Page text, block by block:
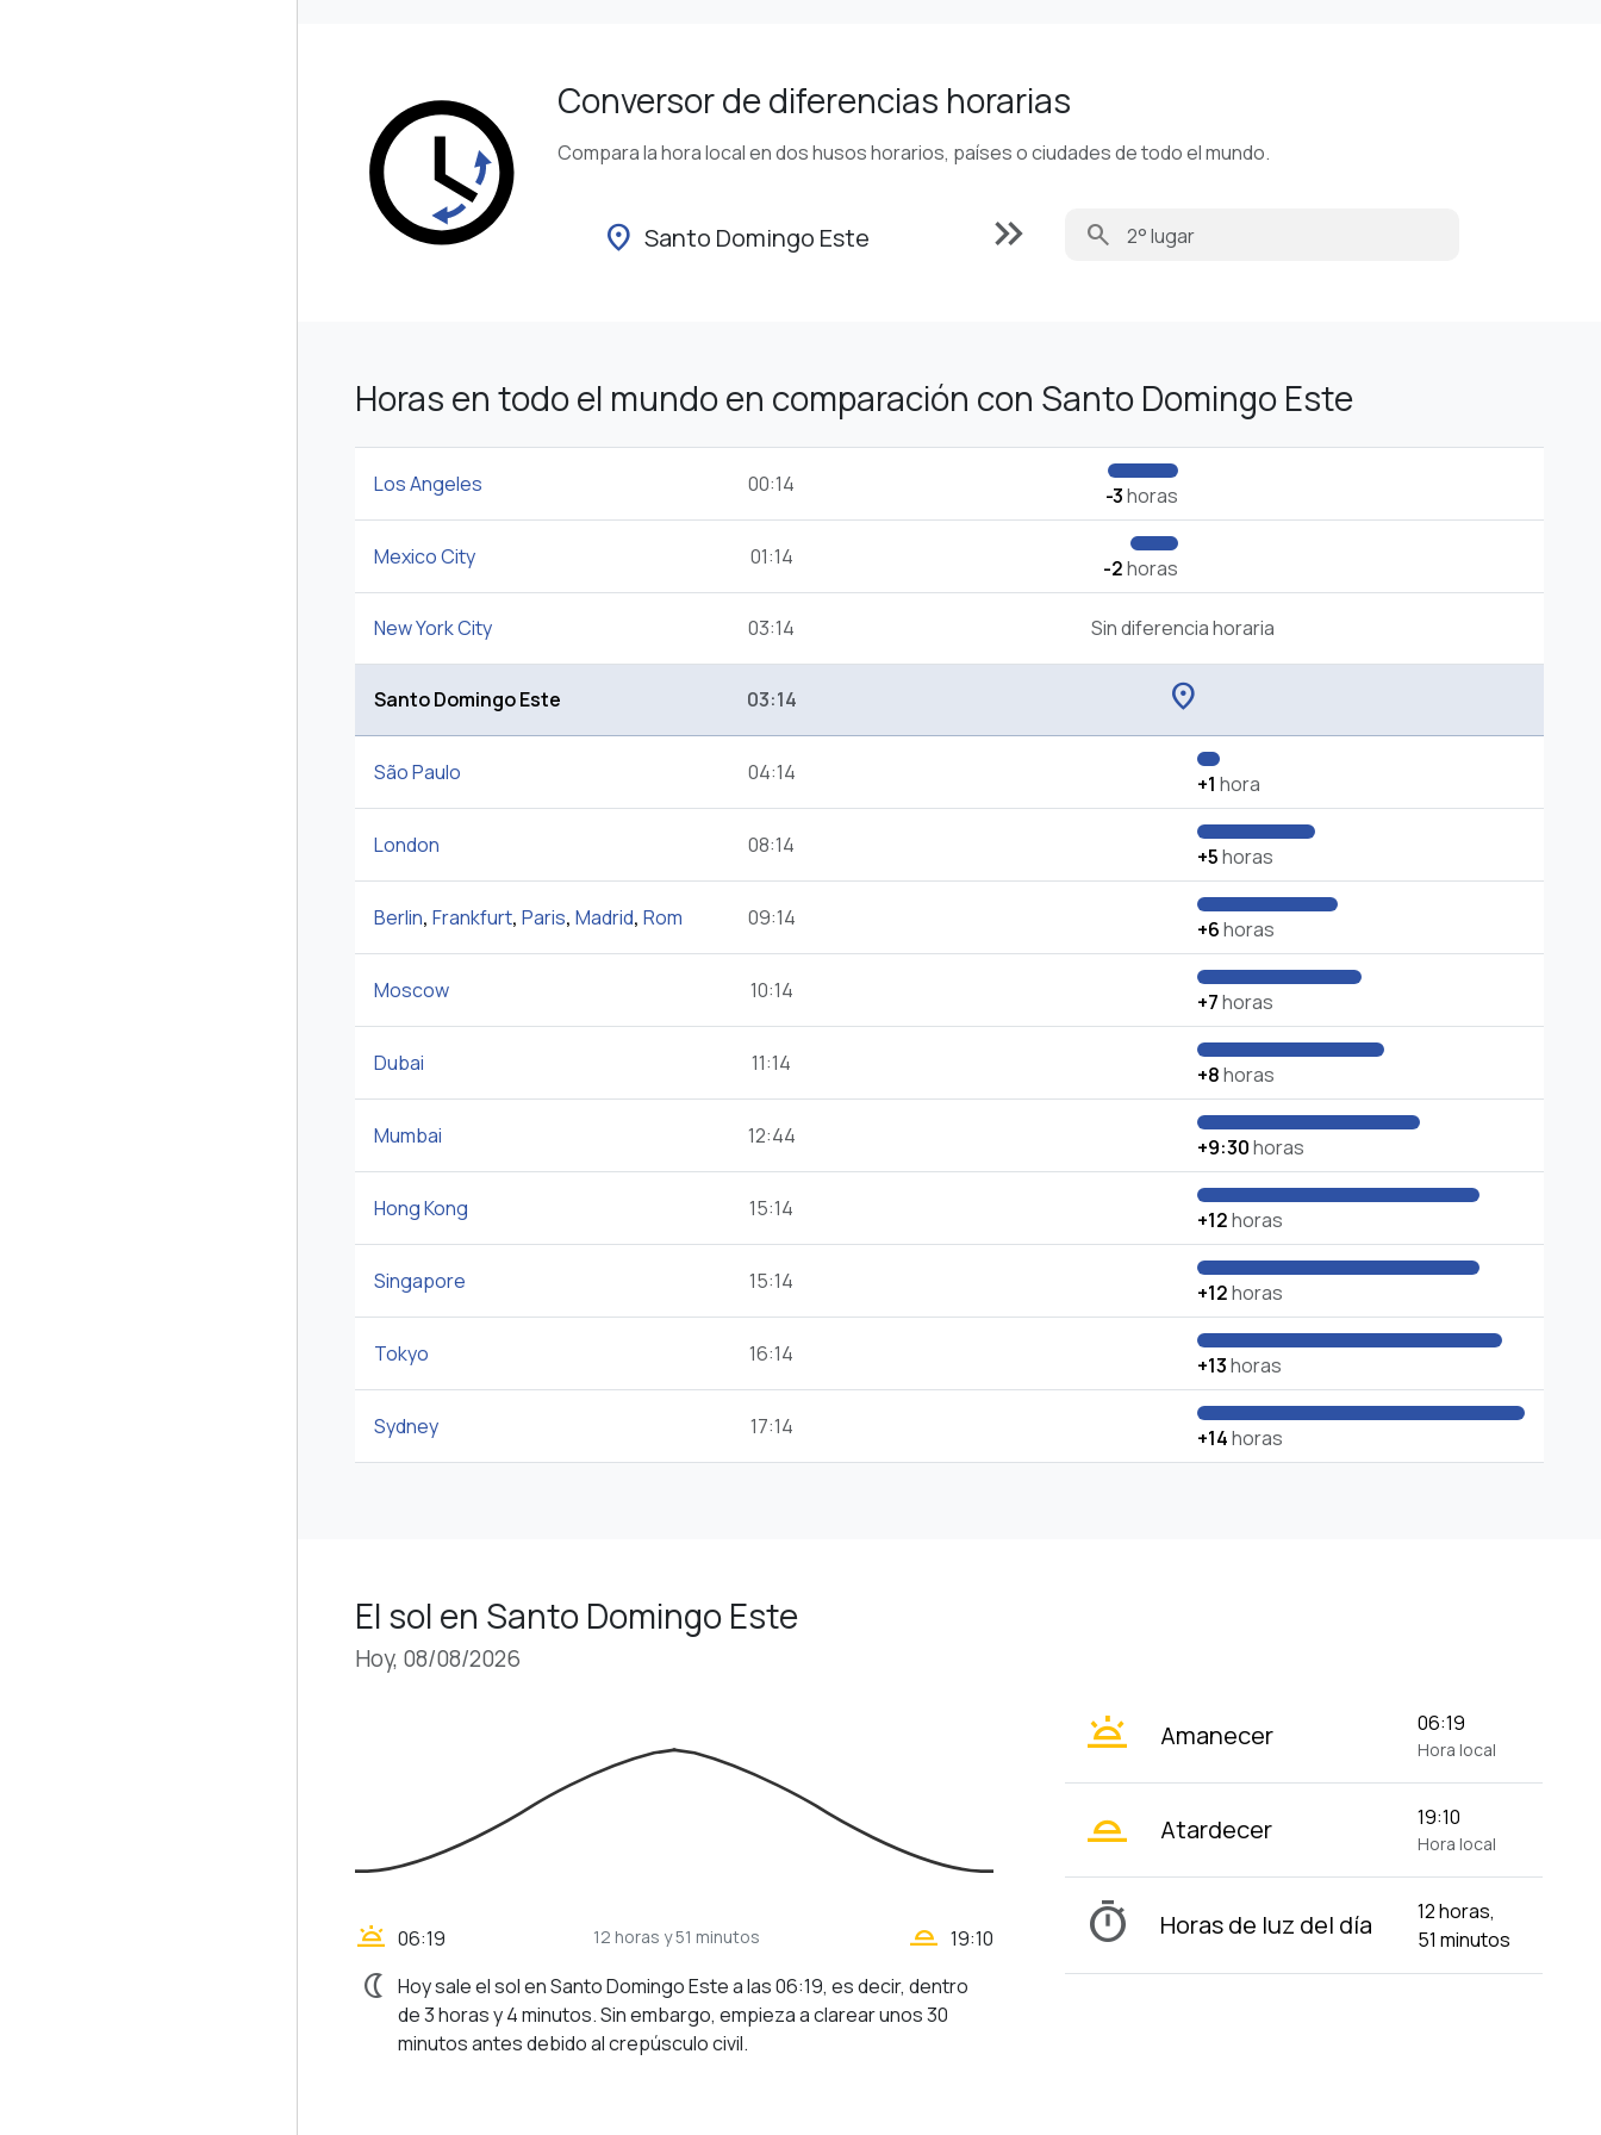
Conversor de diferencias horarias
Compara la hora local en dos husos horarios, países o ciudades de todo el mundo.
location_on Santo Domingo Este keyboard_double_arrow_right search
Horas en todo el mundo en comparación con Santo Domingo Este
Los Angeles 00:14 -3horas
Mexico City 01:14 -2horas
New York City 03:14 Sin diferencia horaria
Santo Domingo Este 03:14 location_on
São Paulo 04:14 +1 hora
London 08:14 +5horas
Berlin, Frankfurt, Paris, Madrid, Rom 09:14 +6horas
Moscow 10:14 +7horas
Dubai 11:14 +8horas
Mumbai 12:44 +9:30horas
Hong Kong 15:14 +12horas
Singapore 15:14 +12horas
Tokyo 16:14 +13horas
Sydney 17:14 +14horas
El sol en Santo Domingo Este
Hoy, 08/08/2026
wb_twilight 06:19 12 horas y 51 minutos wb_twilight_2 19:10
nightlight Hoy sale el sol en Santo Domingo Este a las 06:19, es decir, dentro
de 3 horas y 4 minutos. Sin embargo, empieza a clarear unos 30
minutos antes debido al crepúsculo civil.
wb_twilight Amanecer 06:19
Hora local
wb_twilight_2 Atardecer 19:10
Hora local
timer Horas de luz del día
12 horas,
51 minutos